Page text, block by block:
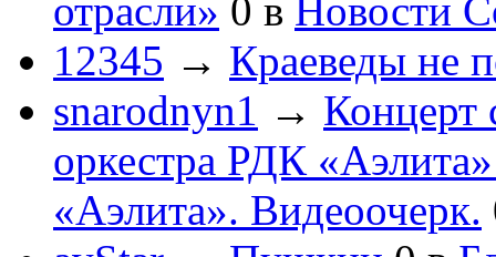
отрасли» 0 в Новости
12345 → Краеведы не
snarodnyn1 → Концерт
оркестра РДК
«Аэлита». Видеоочерк.